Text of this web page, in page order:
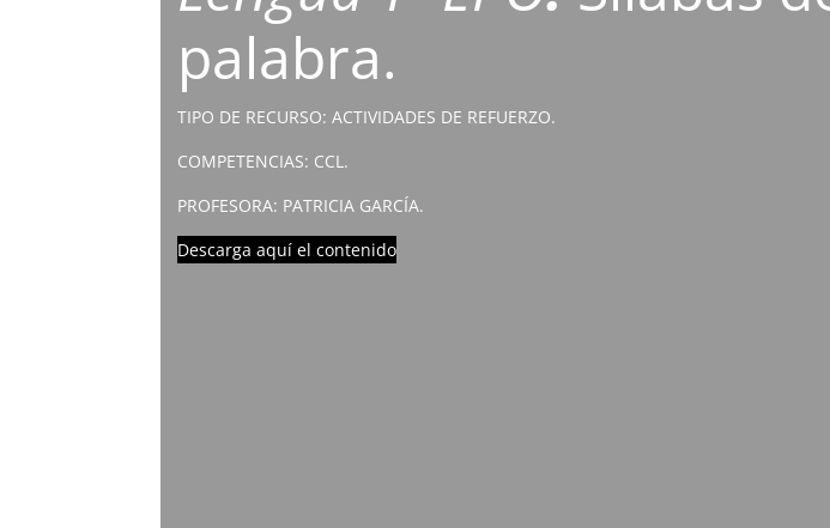
palabra.
TIPO DE RECURSO: ACTIVIDADES DE REFUERZO.
COMPETENCIAS: CCL.
PROFESORA: PATRICIA GARCÍA.
Descarga aquí el contenido